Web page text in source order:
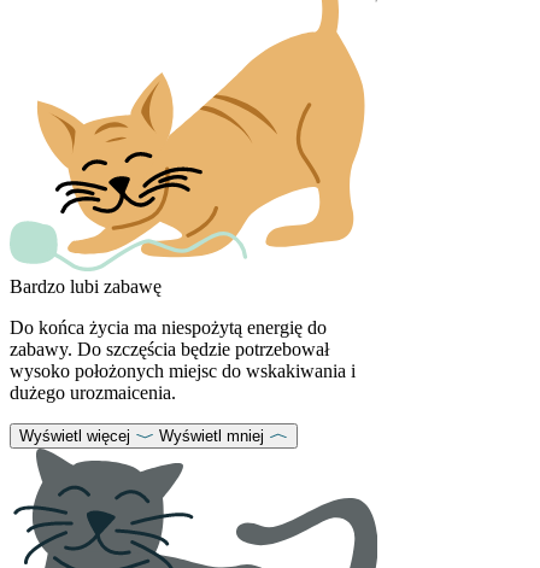
Bardzo lubi zabawę
Do końca życia ma niespożytą energię do
zabawy. Do szczęścia będzie potrzebował
wysoko położonych miejsc do wskakiwania i
dużego urozmaicenia.
Wyświetl więcej Wyświetl mniej